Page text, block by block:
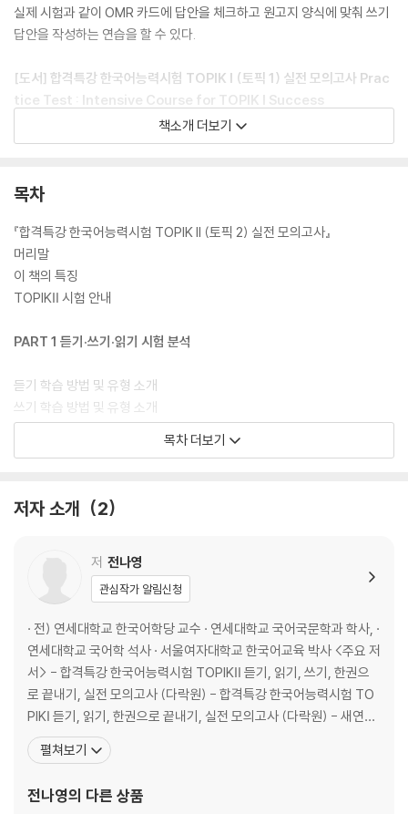
실제 시험과 같이 OMR 카드에 답안을 체크하고 원고지 양식에 맞춰 쓰기
답안을 작성하는 연습을 할 수 있다.
[도서] 합격특강 한국어능력시험 TOPIK I (토픽 1) 실전 모의고사 Prac
tice Test : Intensive Course for TOPIK I Success
한국어능력시험 TOPIK I (토픽 1) 실전 모의고사 5회분과
모든 문제에 대한 상세한 풀이로 TOPIK I 시험 준비 완벽 가능!
한국어능력시험 TOPIK I (토픽 1) 시험을 최종 마무리할 수 있도록 실전
의고사 문제를 풀어 보면서 한국어능력시험 TOPIK I 실전 시험에 대한 충
분한 대비가 가능하다. 이 책에서는 한국어능력시험 TOPIK I (토픽 1) 듣
기, 읽기 유형에 대해 정리하여 각 영역별 문제 유형을 파악할 수 있게 구성
하였다. 그리고 5회분 모의고사와 상세한 정답 및 풀이를 수록하여 효과적
시험과 같이 OMR 카드에 답안을 체크하는 연습을 할 수 있다.
책소개 더보기
목차
『합격특강 한국어능력시험 TOPIK II (토픽 2) 실전 모의고사』
머리말
이 책의 특징
TOPIKⅡ 시험 안내
PART 1 듣기·쓰기·읽기 시험 분석
듣기 학습 방법 및 유형 소개
쓰기 학습 방법 및 유형 소개
읽기 학습 방법 및 유형 소개
제1회 실전 모의고사
제3회 실전 모의고사
제4회 실전 모의고사
제5회 실전 모의고사
[책 속의 책] 정답 및 풀이
제1회 실전 모의고사 정답 및 풀이
제2회 실전 모의고사 정답 및 풀이
제3회 실전 모의고사 정답 및 풀이
제4회 실전 모의고사 정답 및 풀이
목차 더보기
저자 소개 2
저 전나영
관심작가 알림신청
· 전) 연세대학교 한국어학당 교수 · 연세대학교 국어국문학과 학사, ·
연세대학교 국어학 석사 · 서울여자대학교 한국어교육 박사 <주요 저
서> - 합격특강 한국어능력시험 TOPIKⅡ 듣기, 읽기, 쓰기, 한권으
로 끝내기, 실전 모의고사 (다락원) - 합격특강 한국어능력시험 TO
PIKⅠ 듣기, 읽기, 한권으로 끝내기, 실전 모의고사 (다락원) - 새연세
한국어 말하기와 쓰기 1 (연세대학교 대학출판문화원) - 새연세한국
어 듣기와 읽기 5 (연세대학교 대학출판문화원) - 새연세한국어 어
문법
펼쳐보기
전나영의 다른 상품